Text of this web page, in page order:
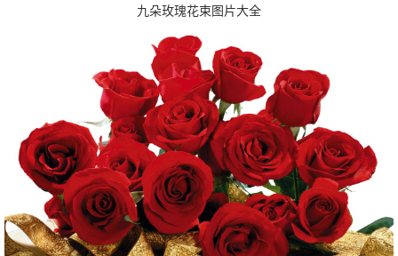
九朵玫瑰花束图片大全